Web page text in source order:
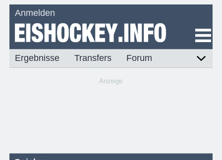
Anmelden
Ergebnisse Transfers Forum
Anzeige